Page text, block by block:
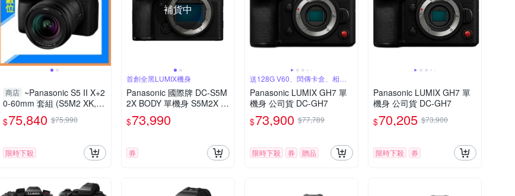
商店 ~Panasonic S5 II X+2
0-60mm 套組 (S5M2 XK,公
司貨) S5IIXK
$75,840 $75,990
限時下殺
補貨中
首創全黑LUMIX機身
Panasonic 國際牌 DC-S5M
2X BODY 單機身 S5M2X 公
司貨
$73,990
券
送128G V60、閃傳卡盒、相機
鑰匙圈
Panasonic LUMIX GH7 單
機身 公司貨 DC-GH7
$73,900 $77,789
限時下殺 券 贈品
Panasonic LUMIX GH7 單
機身 公司貨 DC-GH7
$70,205 $73,900
限時下殺 券